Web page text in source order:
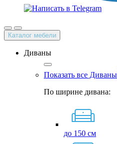
Каталог мебели
Диваны
Показать все Диваны
По ширине дивана:
до 150 см